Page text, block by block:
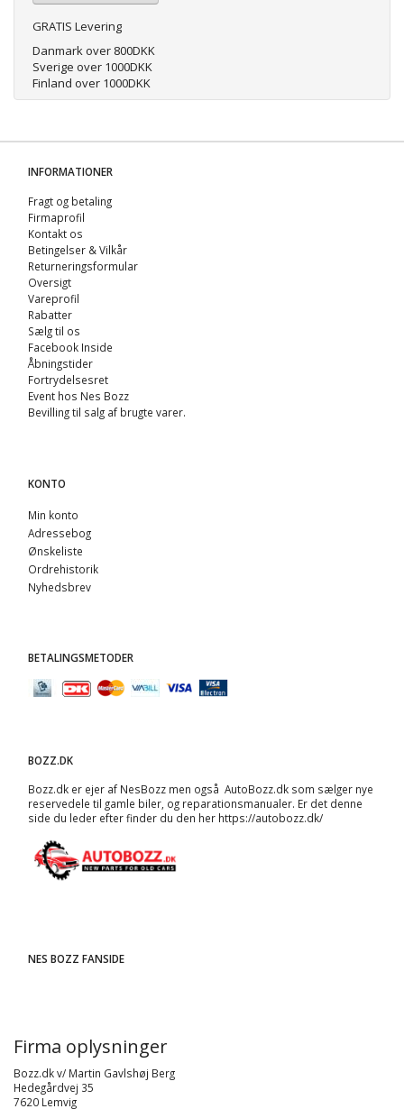
GRATIS Levering
Danmark over 800DKK
Sverige over 1000DKK
Finland over 1000DKK
INFORMATIONER
Fragt og betaling
Firmaprofil
Kontakt os
Betingelser & Vilkår
Returneringsformular
Oversigt
Vareprofil
Rabatter
Sælg til os
Facebook Inside
Åbningstider
Fortrydelsesret
Event hos Nes Bozz
Bevilling til salg af brugte varer.
KONTO
Min konto
Adressebog
Ønskeliste
Ordrehistorik
Nyhedsbrev
BETALINGSMETODER
BOZZ.DK
Bozz.dk er ejer af NesBozz men også AutoBozz.dk som sælger nye
reservedele til gamle biler, og reparationsmanualer. Er det denne
side du leder efter finder du den her https://autobozz.dk/
NES BOZZ FANSIDE
Firma oplysninger
Bozz.dk v/ Martin Gavlshøj Berg
Hedegårdvej 35
7620 Lemvig